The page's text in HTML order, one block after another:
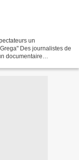
un
Des journalistes de
documentaire